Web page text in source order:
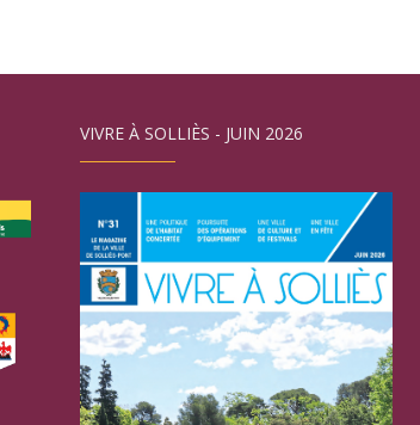
VIVRE À SOLLIÈS - JUIN 2026